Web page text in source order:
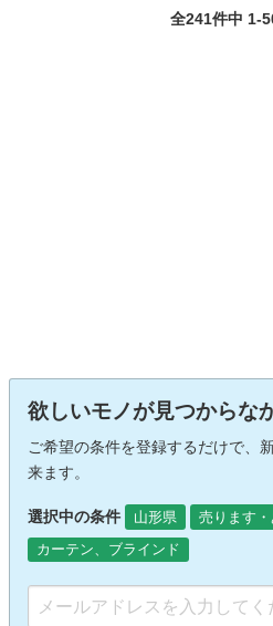
全241件中 1-
欲しいモノが見つからな
ご希望の条件を登録するだけで、
来ます。
選択中の条件 山形県 売ります
カーテン、ブラインド